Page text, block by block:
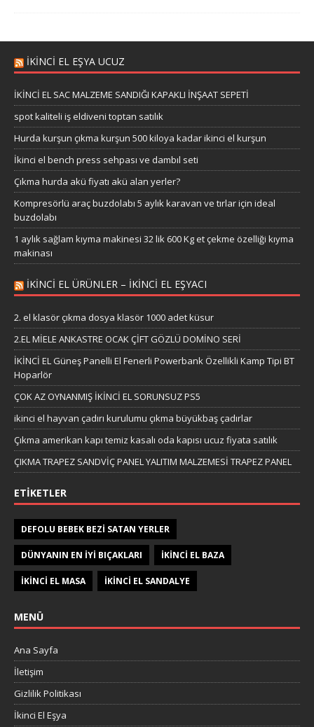
IKINCI EL EŞYA UCUZ
İKİNCİ EL SAC MALZEME SANDIĞI KAPAKLI İNŞAAT SEPETİ
spot kaliteli iş eldiveni toptan satılık
Hurda kurşun çıkma kurşun 500 kiloya kadar ikinci el kurşun
İkinci el bench press sehpası ve dambıl seti
Çıkma hurda akü fiyatı akü alan yerler?
Kompresörlü araç buzdolabı 5 aylık karavan ve tırlar için ideal
buzdolabı
1 aylık sağlam kıyma makinesi 32 lik 600 Kg et çekme özelliği kıyma
makinası
IKINCI EL ÜRÜNLER – IKINCI EL EŞYACI
2. el klasör çıkma dosya klasör 1000 adet küsur
2.EL MİELE ANKASTRE OCAK ÇİFT GÖZLÜ DOMİNO SERİ
İKİNCİ EL Güneş Panelli El Fenerli Powerbank Özellikli Kamp Tipi BT
Hoparlör
ÇOK AZ OYNANMIŞ İKİNCİ EL SORUNSUZ PS5
ikinci el hayvan çadırı kurulumu çıkma büyükbaş çadırlar
Çıkma amerikan kapı temiz kasalı oda kapısı ucuz fiyata satılık
ÇIKMA TRAPEZ SANDVİÇ PANEL YALITIM MALZEMESİ TRAPEZ PANEL
ETIKETLER
DEFOLU BEBEK BEZI SATAN YERLER
DÜNYANIN EN IYI BIÇAKLARI IKINCI EL BAZA
IKINCI EL MASA IKINCI EL SANDALYE
MENÜ
Ana Sayfa
İletişim
Gizlilik Politikası
İkinci El Eşya